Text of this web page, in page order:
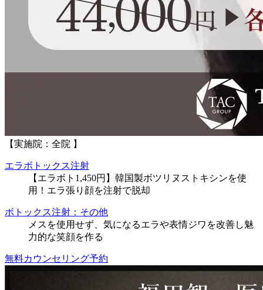
【実施院：全院 】
エラボトックス注射
【エラボト1,450円】韓国製ボツリヌストキシンを使
用！エラ張り顔を注射で脱却
ボトックス注射：その他
メスを使用せず、気になるエラや表情ジワを改善し魅
力的な笑顔を作る
無料カウンセリング予約